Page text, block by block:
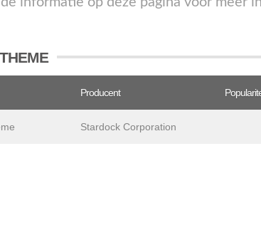
Producent
Stardock Corporation